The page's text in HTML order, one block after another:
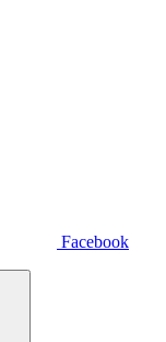
Facebook